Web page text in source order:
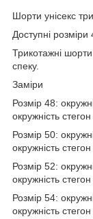
Шорти унісекс
Доступні
Трикотажні
спеку.
Заміри
Розмір 48:
окружність
Розмір 50:
окружність
Розмір 52:
окружність
Розмір 54:
окружність